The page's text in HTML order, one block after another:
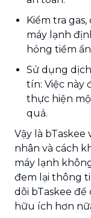
Kiểm tra
máy lạnh
hỏng tiềm
Sử dụng
tín: Việc này
thực hiện
quả.
Vậy là
nhân và cách
máy lạnh
đem lại thông
dõi bTaskee
hữu ích hơn